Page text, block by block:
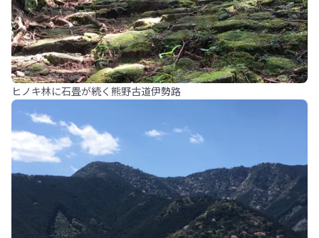
ヒノキ林に石畳が続く熊野古道伊勢路